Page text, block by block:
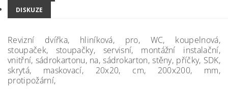
DISKUZE
Revizní dvířka, hliníková, pro, WC, koupelnová,
stoupaček, stoupačky, servisní, montážní instalační,
vnitřní, sádrokartonu, na, sádrokarton, stěny, příčky, SDK,
skrytá, maskovací, 20x20, cm, 200x200, mm,
protipožární,